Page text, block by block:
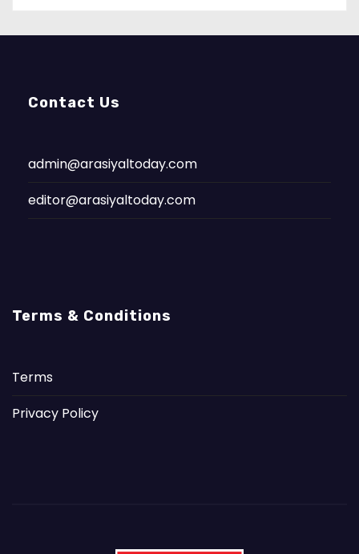
Contact Us
admin@arasiyaltoday.com
editor@arasiyaltoday.com
Terms & Conditions
Terms
Privacy Policy